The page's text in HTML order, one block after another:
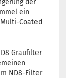
der
ein
Coated
Graufilter
ND8-Filter